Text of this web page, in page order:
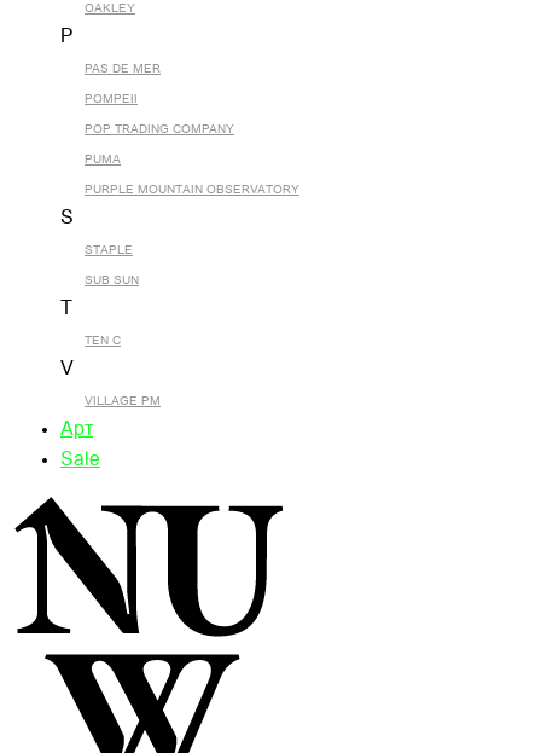
OAKLEY
P
PAS DE MER
POMPEII
POP TRADING COMPANY
PUMA
PURPLE MOUNTAIN OBSERVATORY
S
STAPLE
SUB SUN
TEN C
V
VILLAGE PM
Арт
Sale